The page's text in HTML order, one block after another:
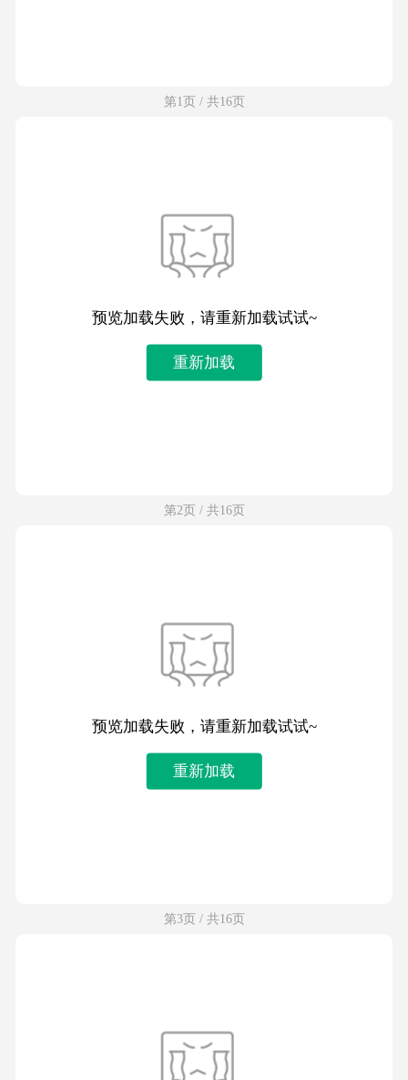
第1页 / 共16页
预览加载失败，请重新加载试试~
重新加载
第2页 / 共16页
预览加载失败，请重新加载试试~
重新加载
第3页 / 共16页